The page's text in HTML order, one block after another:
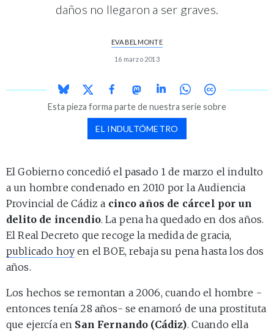
daños no llegaron a ser graves.
EVA BELMONTE
16 marzo 2013
Esta pieza forma parte de nuestra serie sobre
EL INDULTÓMETRO
El Gobierno concedió el pasado 1 de marzo el indulto
a un hombre condenado en 2010 por la Audiencia
Provincial de Cádiz a cinco años de cárcel por un
delito de incendio. La pena ha quedado en dos años.
El Real Decreto que recoge la medida de gracia,
publicado hoy en el BOE, rebaja su pena hasta los dos
años.
Los hechos se remontan a 2006, cuando el hombre -
entonces tenía 28 años- se enamoró de una prostituta
que ejercía en San Fernando (Cádiz). Cuando ella